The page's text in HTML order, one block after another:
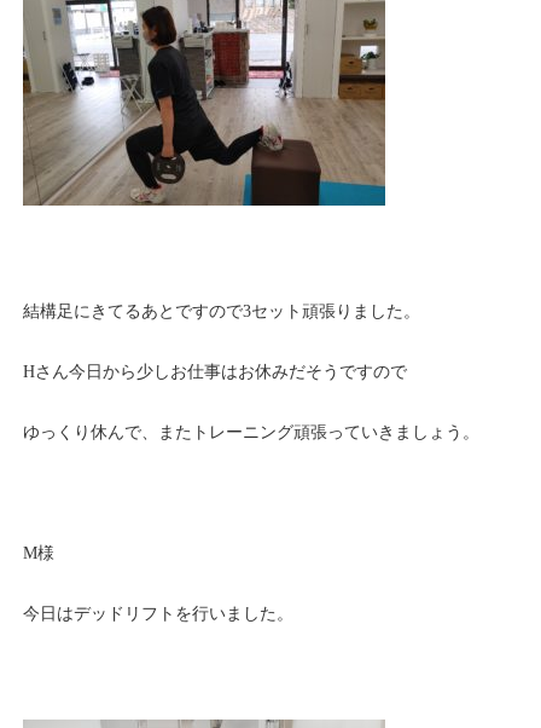
結構足にきてるあとですので3セット頑張りました。
Hさん今日から少しお仕事はお休みだそうですので
ゆっくり休んで、またトレーニング頑張っていきましょう。
M様
今日はデッドリフトを行いました。